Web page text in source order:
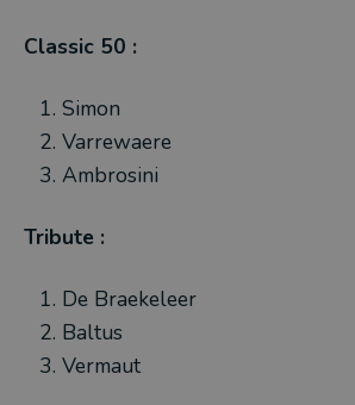
Classic 50 :
Simon
Varrewaere
Ambrosini
Tribute :
De Braekeleer
Baltus
Vermaut